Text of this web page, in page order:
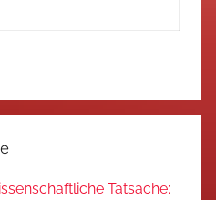
Tatsache: